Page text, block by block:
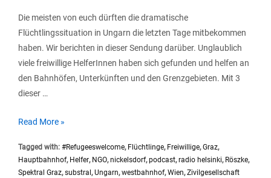
Die meisten von euch dürften die dramatische
Flüchtlingssituation in Ungarn die letzten Tage mitbekommen
haben. Wir berichten in dieser Sendung darüber. Unglaublich
viele freiwillige HelferInnen haben sich gefunden und helfen an
den Bahnhöfen, Unterkünften und den Grenzgebieten. Mit 3
dieser …
SP021
Refugees
Welcome
Read More »
Tagged with: #Refugeeswelcome, Flüchtlinge, Freiwillige,Graz,
Hauptbahnhof, Helfer, NGO,nickelsdorf,podcast,radio helsinki, Röszke,
Spektral Graz,substral ,Ungarn,westbahnhof,Wien,Zivilgesellschaft